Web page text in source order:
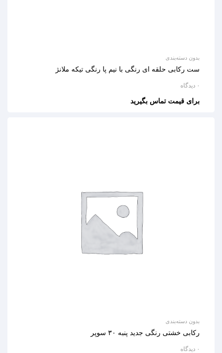
بدون دسته‌بندی
ست رکابی حلقه ای رنگی با نیم پا رنگی تیکه ملانژ
۰ دیدگاه
برای قیمت تماس بگیرید
بدون دسته‌بندی
رکابی خشتی رنگی جدید پنبه ۳۰ سوپر
۰ دیدگاه